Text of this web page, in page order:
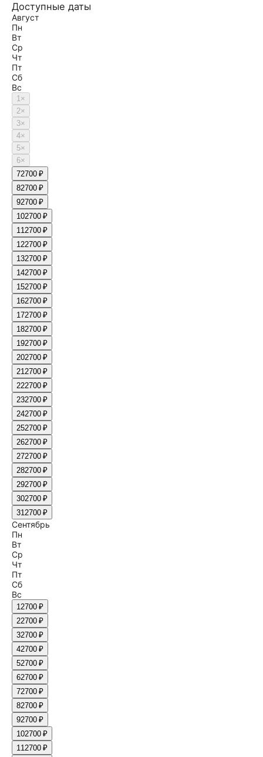
Доступные даты
Август
Пн
Вт
Ср
Чт
Пт
Сб
Вс
1×
2×
3×
4×
5×
6×
72700 ₽
82700 ₽
92700 ₽
102700 ₽
112700 ₽
122700 ₽
132700 ₽
142700 ₽
152700 ₽
162700 ₽
172700 ₽
182700 ₽
192700 ₽
202700 ₽
212700 ₽
222700 ₽
232700 ₽
242700 ₽
252700 ₽
262700 ₽
272700 ₽
282700 ₽
292700 ₽
302700 ₽
312700 ₽
Сентябрь
Пн
Вт
Ср
Чт
Пт
Сб
Вс
12700 ₽
22700 ₽
32700 ₽
42700 ₽
52700 ₽
62700 ₽
72700 ₽
82700 ₽
92700 ₽
102700 ₽
112700 ₽